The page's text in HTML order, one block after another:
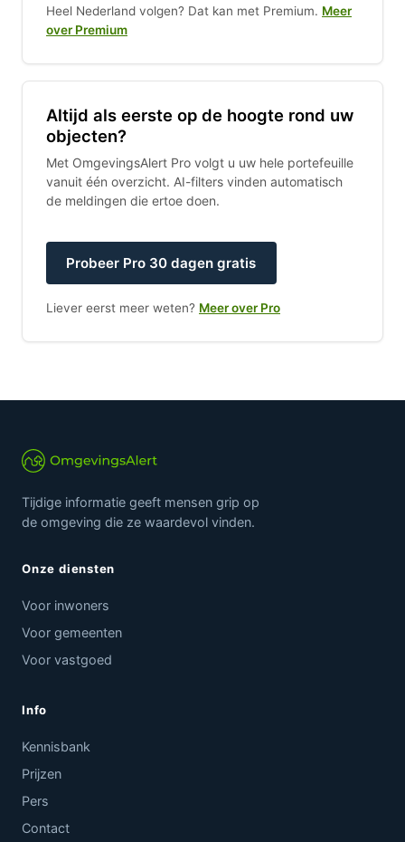
Heel Nederland volgen? Dat kan met Premium. Meer
over Premium
Altijd als eerste op de hoogte rond uw
objecten?
Met OmgevingsAlert Pro volgt u uw hele portefeuille
vanuit één overzicht. AI-filters vinden automatisch
de meldingen die ertoe doen.
Probeer Pro 30 dagen gratis
Liever eerst meer weten? Meer over Pro
Tijdige informatie geeft mensen grip op
de omgeving die ze waardevol vinden.
Onze diensten
Voor inwoners
Voor gemeenten
Voor vastgoed
Info
Kennisbank
Prijzen
Pers
Contact